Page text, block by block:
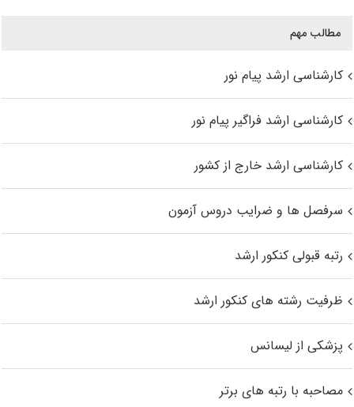
مطالب مهم
کارشناسی ارشد پیام نور
کارشناسی ارشد فراگیر پیام نور
کارشناسی ارشد خارج از کشور
سرفصل ها و ضرایب دروس آزمون
رتبه قبولی کنکور ارشد
ظرفیت رشته های کنکور ارشد
پزشکی از لیسانس
مصاحبه با رتبه های برتر